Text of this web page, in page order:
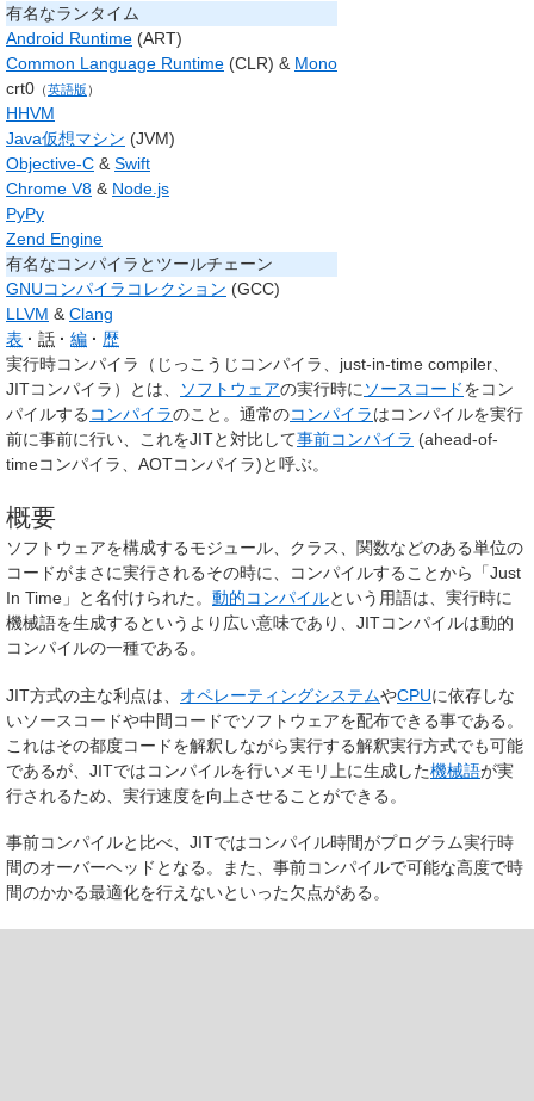
有名なランタイム
Android Runtime (ART)
Common Language Runtime (CLR) & Mono
crt0 （英語版 ）
HHVM
Java仮想マシン (JVM)
Objective-C & Swift
Chrome V8 & Node.js
PyPy
Zend Engine
有名なコンパイラとツールチェーン
GNUコンパイラコレクション (GCC)
LLVM & Clang
表
話 編
歴
実行時コンパイラ
（じっこうじコンパイラ、 just-in-time compiler
JITコンパイラ ）とは、 ソフトウェアの実行時に ソースコードをコン
パイルする コンパイラのこと。通常のコンパイラはコンパイルを実行
前に事前に行い、これをJITと対比して事前コンパイラ (ahead-of-
timeコンパイラ、AOTコンパイラ)と呼ぶ。
概要
ソフトウェアを構成するモジュール、クラス、関数などのある単位の
コードがまさに実行されるその時に、コンパイルすることから「Just
In Time」と名付けられた。 動的コンパイルという用語は、実行時に
機械語を生成するというより広い意味であり、JITコンパイルは動的
コンパイルの一種である。
JIT方式の主な利点は、 オペレーティングシステムやCPUに依存しな
いソースコードや中間コードでソフトウェアを配布できる事である。
これはその都度コードを解釈しながら実行する解釈実行方式でも可能
であるが、JITではコンパイルを行いメモリ上に生成した機械語が実
行されるため、実行速度を向上させることができる。
事前コンパイルと比べ、JITではコンパイル時間がプログラム実行時
間のオーバーヘッドとなる。また、事前コンパイルで可能な高度で時
間のかかる最適化を行えないといった欠点がある。